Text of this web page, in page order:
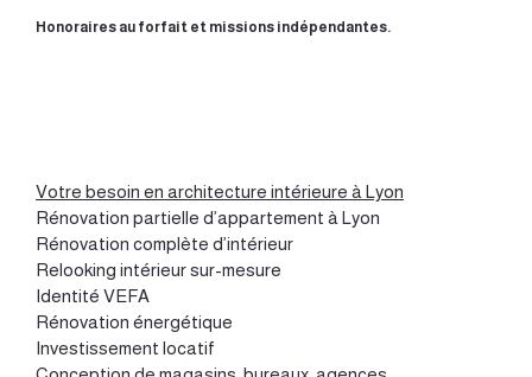
Honoraires au forfait et missions indépendantes.
Votre besoin en architecture intérieure à Lyon
Rénovation partielle d’appartement à Lyon
Rénovation complète d’intérieur
Relooking intérieur sur-mesure
Identité VEFA
Rénovation énergétique
Investissement locatif